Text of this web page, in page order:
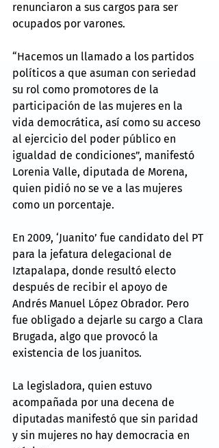
renunciaron a sus cargos para ser
ocupados por varones.
“Hacemos un llamado a los partidos
políticos a que asuman con seriedad
su rol como promotores de la
participación de las mujeres en la
vida democrática, así como su acceso
al ejercicio del poder público en
igualdad de condiciones”, manifestó
Lorenia Valle, diputada de Morena,
quien pidió no se ve a las mujeres
como un porcentaje.
En 2009, ‘Juanito’ fue candidato del PT
para la jefatura delegacional de
Iztapalapa, donde resultó electo
después de recibir el apoyo de
Andrés Manuel López Obrador. Pero
fue obligado a dejarle su cargo a Clara
Brugada, algo que provocó la
existencia de los juanitos.
La legisladora, quien estuvo
acompañada por una decena de
diputadas manifestó que sin paridad
y sin mujeres no hay democracia en